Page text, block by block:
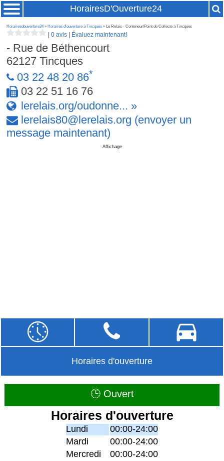
HorairesD'Ouverture24
Horairesdouverture24» Horaires d'ouverture à Tincques » Le Relais - Conteneur/Point de Collecte à Tincques
|0 avis Évaluez maintenant!
- Rue de Béthencourt
62127Tincques
03 22 48 20 86*
03 22 51 16 76
lerelais.org/oudonne... »
lerelais80@lerelais.org (envoyer un
message maintenant)
Affichage
Horaires d'ouverture
🕒 Ouvert
Horaires d'ouverture
Lundi
00:00-24:00
Mardi
00:00-24:00
Mercredi
00:00-24:00